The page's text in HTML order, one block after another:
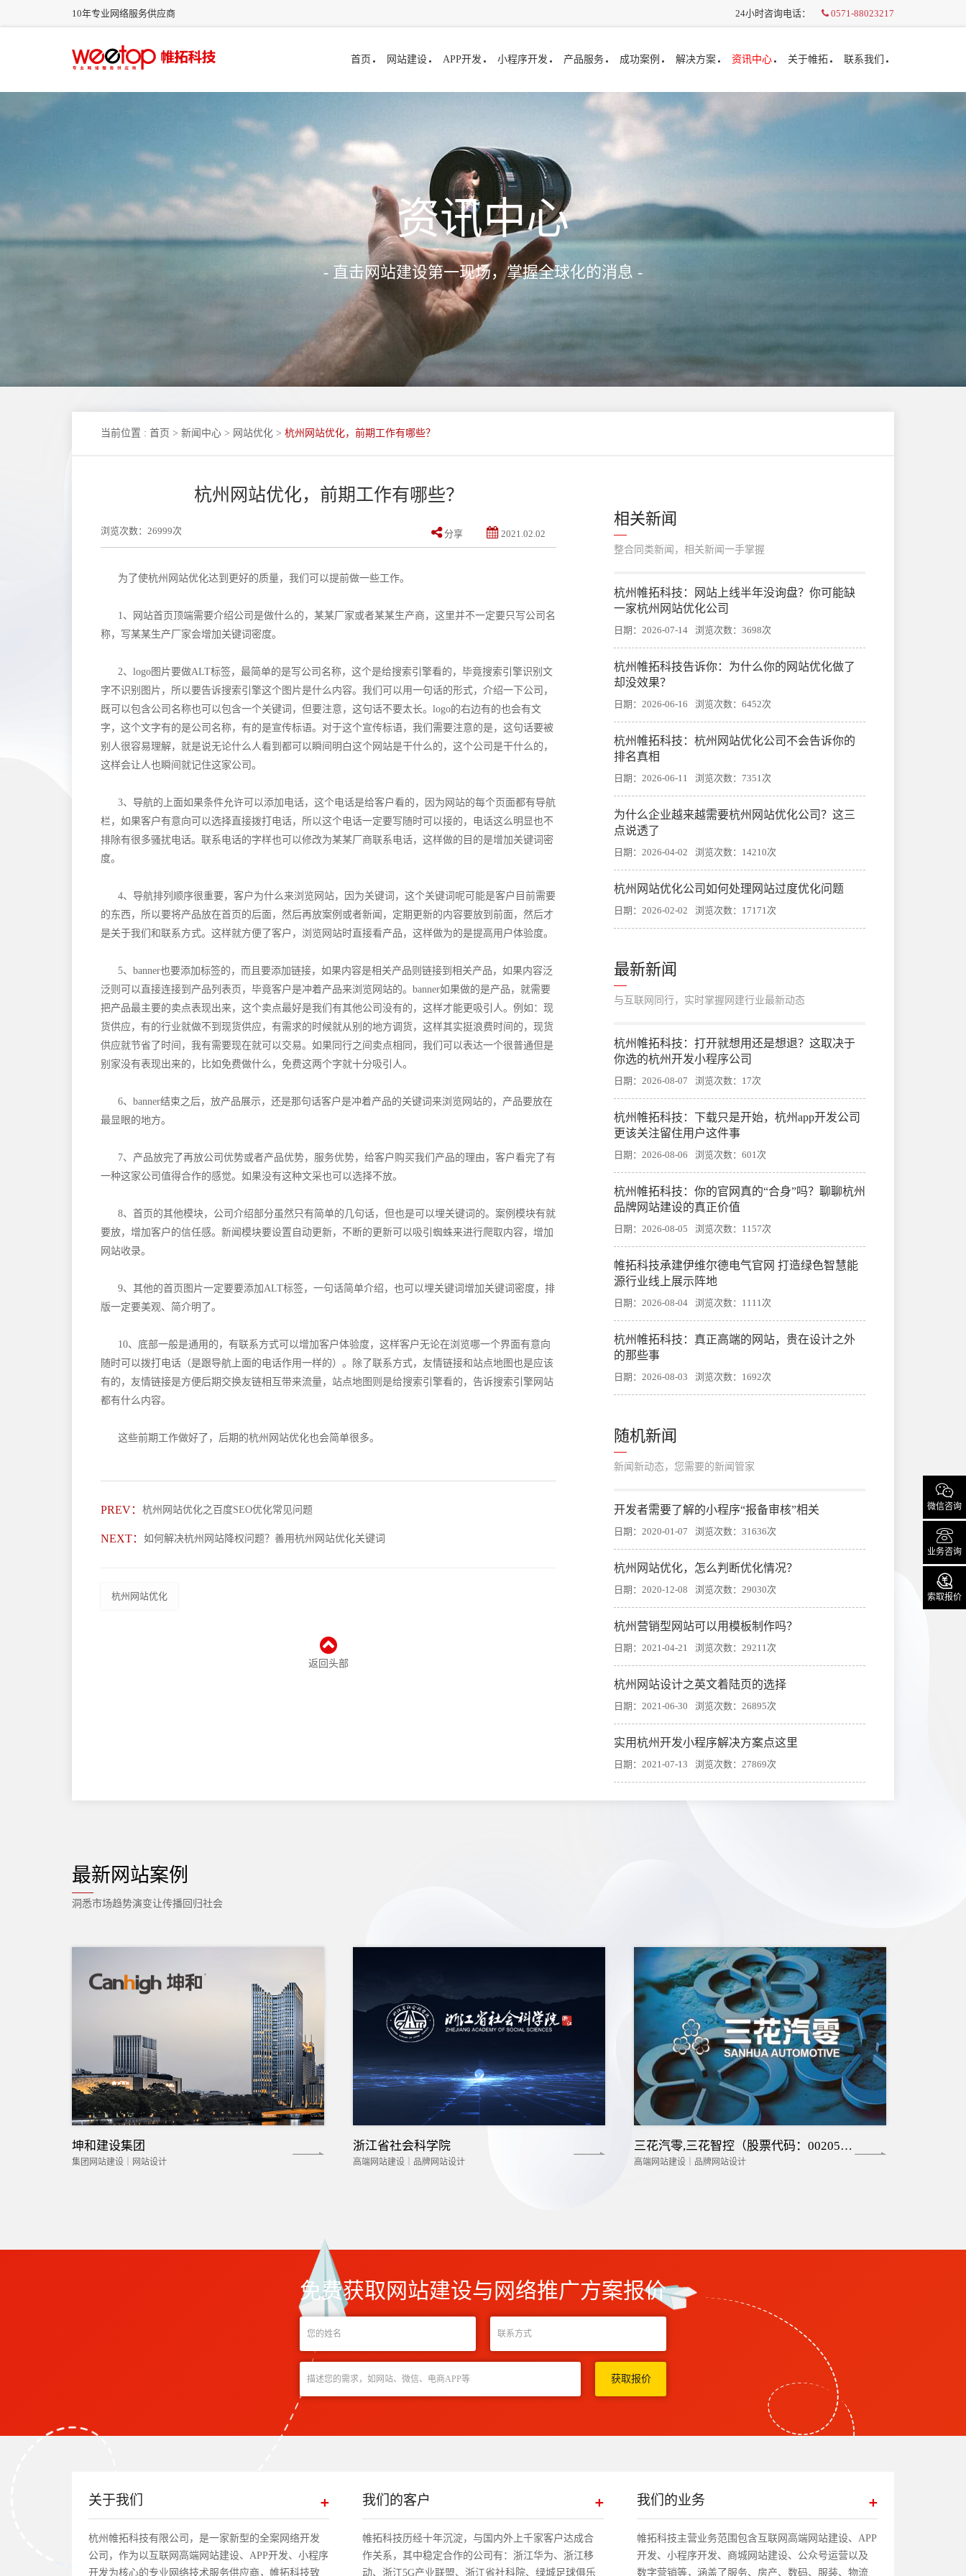
24小时咨询电话： 0571-88023217
10年专业网络服务供应商
首页 网站建设 APP开发 小程序开发 产品服务 成功案例 解决方案 资讯中心 关于帷拓 联系我们
资讯中心
- 直击网站建设第一现场，掌握全球化的消息 -
当前位置 : 首页 > 新闻中心 > 网站优化 > 杭州网站优化，前期工作有哪些？
杭州网站优化，前期工作有哪些？
分享 2021.02.02
浏览次数：26999次
为了使杭州网站优化达到更好的质量，我们可以提前做一些工作。
1、网站首页顶端需要介绍公司是做什么的，某某厂家或者某某生产商，这里并不一定要只写公司名
称，写某某生产厂家会增加关键词密度。
2、logo图片要做ALT标签，最简单的是写公司名称，这个是给搜索引擎看的，毕竟搜索引擎识别文
字不识别图片，所以要告诉搜索引擎这个图片是什么内容。我们可以用一句话的形式，介绍一下公司，
既可以包含公司名称也可以包含一个关键词，但要注意，这句话不要太长。logo的右边有的也会有文
字，这个文字有的是公司名称，有的是宣传标语。对于这个宣传标语，我们需要注意的是，这句话要被
别人很容易理解，就是说无论什么人看到都可以瞬间明白这个网站是干什么的，这个公司是干什么的，
这样会让人也瞬间就记住这家公司。
3、导航的上面如果条件允许可以添加电话，这个电话是给客户看的，因为网站的每个页面都有导航
栏，如果客户有意向可以选择直接拨打电话，所以这个电话一定要写随时可以接的，电话这么明显也不
排除有很多骚扰电话。联系电话的字样也可以修改为某某厂商联系电话，这样做的目的是增加关键词密
度。
4、导航排列顺序很重要，客户为什么来浏览网站，因为关键词，这个关键词呢可能是客户目前需要
的东西，所以要将产品放在首页的后面，然后再放案例或者新闻，定期更新的内容要放到前面，然后才
是关于我们和联系方式。这样就方便了客户，浏览网站时直接看产品，这样做为的是提高用户体验度。
5、banner也要添加标签的，而且要添加链接，如果内容是相关产品则链接到相关产品，如果内容泛
泛则可以直接连接到产品列表页，毕竟客户是冲着产品来浏览网站的。banner如果做的是产品，就需要
把产品最主要的卖点表现出来，这个卖点最好是我们有其他公司没有的，这样才能更吸引人。例如：现
货供应，有的行业就做不到现货供应，有需求的时候就从别的地方调货，这样其实挺浪费时间的，现货
供应就节省了时间，我有需要现在就可以交易。如果同行之间卖点相同，我们可以表达一个很普通但是
别家没有表现出来的，比如免费做什么，免费这两个字就十分吸引人。
6、banner结束之后，放产品展示，还是那句话客户是冲着产品的关键词来浏览网站的，产品要放在
最显眼的地方。
7、产品放完了再放公司优势或者产品优势，服务优势，给客户购买我们产品的理由，客户看完了有
一种这家公司值得合作的感觉。如果没有这种文采也可以选择不放。
8、首页的其他模块，公司介绍部分虽然只有简单的几句话，但也是可以埋关键词的。案例模块有就
要放，增加客户的信任感。新闻模块要设置自动更新，不断的更新可以吸引蜘蛛来进行爬取内容，增加
网站收录。
9、其他的首页图片一定要要添加ALT标签，一句话简单介绍，也可以埋关键词增加关键词密度，排
版一定要美观、简介明了。
10、底部一般是通用的，有联系方式可以增加客户体验度，这样客户无论在浏览哪一个界面有意向
随时可以拨打电话（是跟导航上面的电话作用一样的）。除了联系方式，友情链接和站点地图也是应该
有的，友情链接是方便后期交换友链相互带来流量，站点地图则是给搜索引擎看的，告诉搜索引擎网站
都有什么内容。
这些前期工作做好了，后期的杭州网站优化也会简单很多。
PREV： 杭州网站优化之百度SEO优化常见问题
NEXT： 如何解决杭州网站降权问题？善用杭州网站优化关键词
杭州网站优化
返回头部
相关新闻
整合同类新闻，相关新闻一手掌握
​杭州帷拓科技：网站上线半年没询盘？你可能缺
一家杭州网站优化公司
日期：2026-07-14 浏览次数：3698次
杭州帷拓科技告诉你：为什么你的网站优化做了
却没效果？
日期：2026-06-16 浏览次数：6452次
杭州帷拓科技：杭州网站优化公司不会告诉你的
排名真相
日期：2026-06-11 浏览次数：7351次
为什么企业越来越需要杭州网站优化公司？这三
点说透了
日期：2026-04-02 浏览次数：14210次
杭州网站优化公司如何处理网站过度优化问题
日期：2026-02-02 浏览次数：17171次
最新新闻
与互联网同行，实时掌握网建行业最新动态
杭州帷拓科技：打开就想用还是想退？这取决于
你选的杭州开发小程序公司
日期：2026-08-07 浏览次数：17次
杭州帷拓科技：下载只是开始，杭州app开发公司
更该关注留住用户这件事
日期：2026-08-06 浏览次数：601次
杭州帷拓科技：你的官网真的“合身”吗？聊聊杭州
品牌网站建设的真正价值
日期：2026-08-05 浏览次数：1157次
帷拓科技承建伊维尔德电气官网 打造绿色智慧能
源行业线上展示阵地
日期：2026-08-04 浏览次数：1111次
杭州帷拓科技：真正高端的网站，贵在设计之外
的那些事
日期：2026-08-03 浏览次数：1692次
随机新闻
新闻新动态，您需要的新闻管家
开发者需要了解的小程序“报备审核”相关
日期：2020-01-07 浏览次数：31636次
杭州网站优化，怎么判断优化情况？
日期：2020-12-08 浏览次数：29030次
杭州营销型网站可以用模板制作吗？
日期：2021-04-21 浏览次数：29211次
杭州网站设计之英文着陆页的选择
日期：2021-06-30 浏览次数：26895次
实用杭州开发小程序解决方案点这里
日期：2021-07-13 浏览次数：27869次
最新网站案例
洞悉市场趋势演变让传播回归社会
坤和建设集团
集团网站建设｜网站设计
浙江省社会科学院
高端网站建设｜品牌网站设计
三花汽零,三花智控（股票代码：002050）
高端网站建设｜品牌网站设计
免费获取网站建设与网络推广方案报价
关于我们
杭州帷拓科技有限公司，是一家新型的全案网络开发
公司，作为以互联网高端网站建设、APP开发、小程序
开发为核心的专业网络技术服务供应商，帷拓科技致
我们的客户
帷拓科技历经十年沉淀，与国内外上千家客户达成合
作关系，其中稳定合作的公司有：浙江华为、浙江移
动、浙江5G产业联盟、浙江省社科院、绿城足球俱乐
我们的业务
帷拓科技主营业务范围包含互联网高端网站建设、APP
开发、小程序开发、商城网站建设、公众号运营以及
数字营销等，涵盖了服务、房产、数码、服装、物流

微信咨询

业务咨询

索取报价